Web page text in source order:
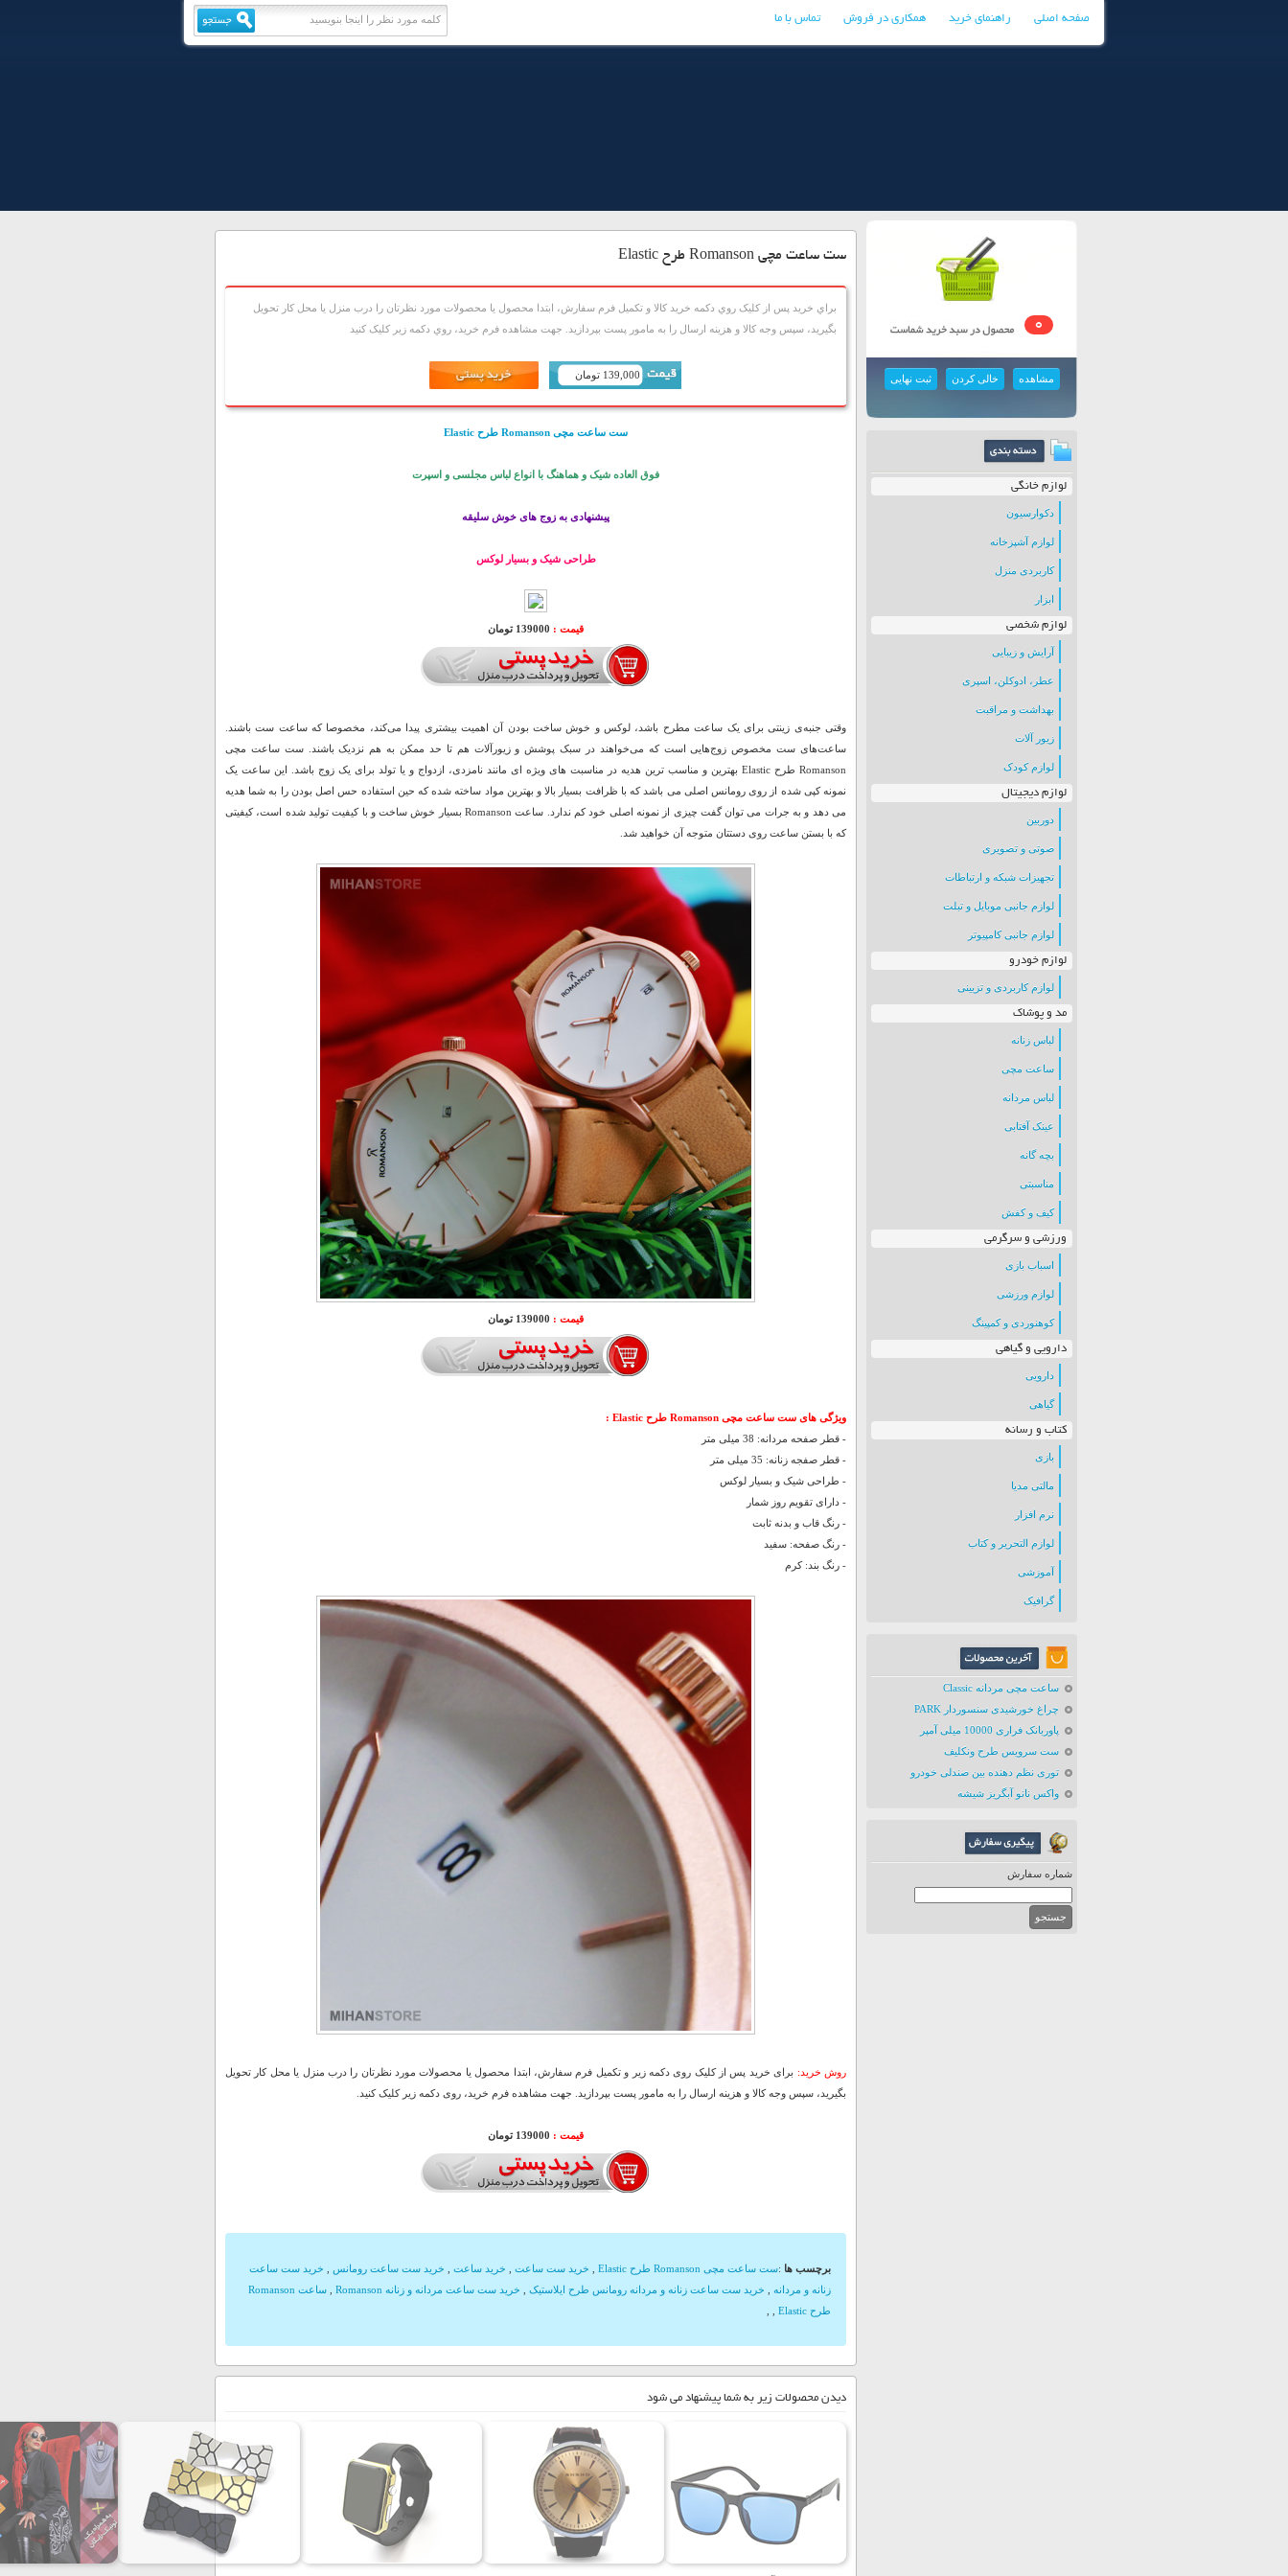
صفحه اصلی راهنمای خرید همکاری در فروش تماس با ما
0
مشاهده خالی کردن ثبت نهایی
لوازم خانگی
دکوارسیون
لوازم آشپزخانه
کاربردی منزل
ابزار
لوازم شخصی
آرایش و زیبایی
عطر، ادوکلن، اسپری
بهداشت و مراقبت
زیور آلات
لوازم کودک
لوازم دیجیتال
دوربین
صوتی و تصویری
تجهیزات شبکه و ارتباطات
لوازم جانبی موبایل و تبلت
لوازم جانبی کامپیوتر
لوازم خودرو
لوازم کاربردی و تزیینی
مد و پوشاک
لباس زنانه
ساعت مچی
لباس مردانه
عینک آفتابی
بچه گانه
مناسبتی
کیف و کفش
ورزشی و سرگرمی
اسباب بازی
لوازم ورزشی
کوهنوردی و کمپینگ
دارویی و گیاهی
دارویی
گیاهی
کتاب و رسانه
بازی
مالتی مدیا
نرم افزار
لوازم التحریر و کتاب
آموزشی
گرافیک
ساعت مچی مردانه Classic
چراغ خورشیدی سنسوردار PARK
پاوربانک فراری 10000 میلی آمپر
ست سرویس طرح ونکلیف
توری نظم دهنده بین صندلی خودرو
واکس نانو آبگریز شیشه
شماره سفارش
ست ساعت مچی Romanson طرح Elastic
براي خريد پس از کليک روي دکمه خريد کالا و تکميل فرم سفارش، ابتدا محصول يا محصولات مورد نظرتان را درب منزل يا محل کار تحويل
بگيريد، سپس وجه کالا و هزينه ارسال را به مامور پست بپردازيد. جهت مشاهده فرم خريد، روي دکمه زير کليک کنيد
139,000 تومان
ست ساعت مچی Romanson طرح Elastic
فوق العاده شیک و هماهنگ با انواع لباس مجلسی و اسپرت
پیشنهادی به زوج های خوش سلیقه
طراحی شیک و بسیار لوکس
قیمت : 139000 تومان
وقتی جنبه‌ی زینتی برای یک ساعت مطرح باشد، لوکس و خوش ساخت بودن آن اهمیت بیشتری پیدا می‌کند، مخصوصا که ساعت ست باشند.
ساعت‌های ست مخصوص زوج‌هایی است که می‌خواهند در سبک پوشش و زیورآلات هم تا حد ممکن به هم نزدیک باشند. ست ساعت مچی
Romanson طرح Elastic بهترین و مناسب ترین هدیه در مناسبت های ویژه ای مانند نامزدی، ازدواج و یا تولد برای یک زوج باشد. این ساعت یک
نمونه کپی شده از روی رومانس اصلی می باشد که با ظرافت بسیار بالا و بهترین مواد ساخته شده که حین استفاده حس اصل بودن را به شما هدیه
می دهد و به جرات می توان گفت چیزی از نمونه اصلی خود کم ندارد. ساعت Romanson بسیار خوش ساخت و با کیفیت تولید شده است، کیفیتی
که با بستن ساعت روی دستتان متوجه آن خواهید شد.
قیمت : 139000 تومان
ویژگی های ست ساعت مچی Romanson طرح Elastic :
- قطر صفحه مردانه: 38 میلی متر
- قطر صفجه زنانه: 35 میلی متر
- طراحی شیک و بسیار لوکس
- دارای تقویم روز شمار
- رنگ قاب و بدنه ثابت
- رنگ صفحه: سفید
- رنگ بند: کرم
روش خرید: برای خرید پس از کلیک روی دکمه زیر و تکمیل فرم سفارش، ابتدا محصول یا محصولات مورد نظرتان را درب منزل یا محل کار تحویل
بگیرید، سپس وجه کالا و هزینه ارسال را به مامور پست بپردازید. جهت مشاهده فرم خرید، روی دکمه زیر کلیک کنید.
قیمت : 139000 تومان
برچسب ها :ست ساعت مچی Romanson طرح Elastic خرید ست ساعت خرید ساعت خرید ست ساعت رومانس
خرید ست ساعت
زنانه و مردانه
خرید ست ساعت زنانه و مردانه رومانس طرح ایلاستیک خرید ست ساعت مردانه و زنانه Romanson
ساعت Romanson
طرح Elastic
دیدن محصولات زیر به شما پیشنهاد می شود